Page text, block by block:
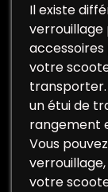
Il existe
verrouillage
votre
transporter.
un étui de
rangement
Vous
votre